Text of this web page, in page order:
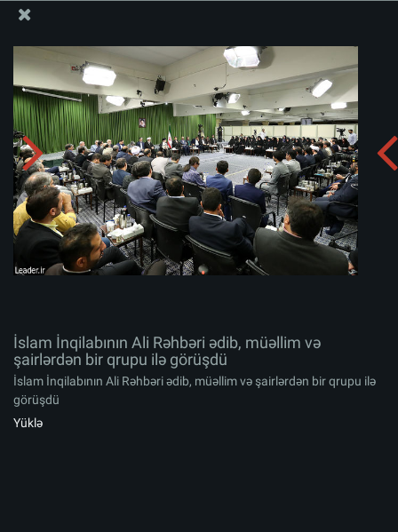
İslam İnqilabının Ali Rəhbəri ədib, müəllim və şairlərdən
bir qrupu ilə görüşdü
Albomu yüklə:
İslam İnqilabının Ali Rəhbəri ədib, müəllim və
şairlərdən bir qrupu ilə görüşdü
İslam İnqilabının Ali Rəhbəri ədib, müəllim və şairlərdən bir qrupu ilə
görüşdü
Yüklə